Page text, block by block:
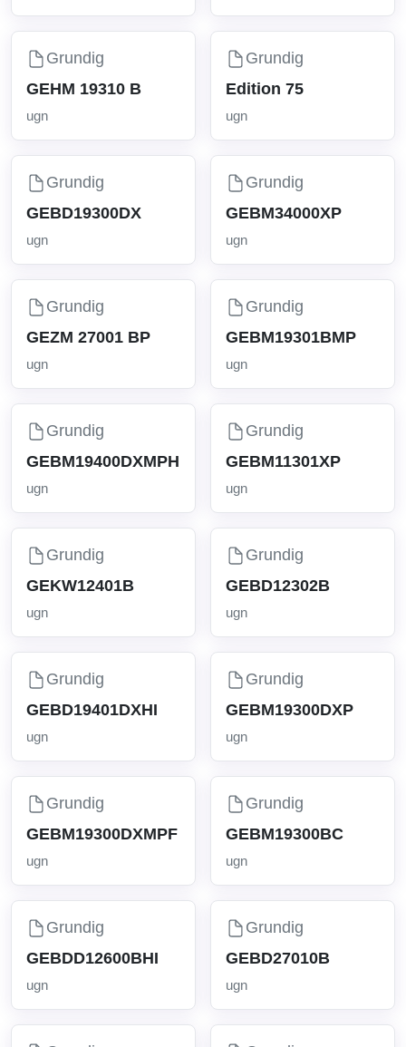
Grundig
GEHM 19310 B
ugn
Grundig
Edition 75
ugn
Grundig
GEBD19300DX
ugn
Grundig
GEBM34000XP
ugn
Grundig
GEZM 27001 BP
ugn
Grundig
GEBM19301BMP
ugn
Grundig
GEBM19400DXMPH
ugn
Grundig
GEBM11301XP
ugn
Grundig
GEKW12401B
ugn
Grundig
GEBD12302B
ugn
Grundig
GEBD19401DXHI
ugn
Grundig
GEBM19300DXP
ugn
Grundig
GEBM19300DXMPF
ugn
Grundig
GEBM19300BC
ugn
Grundig
GEBDD12600BHI
ugn
Grundig
GEBD27010B
ugn